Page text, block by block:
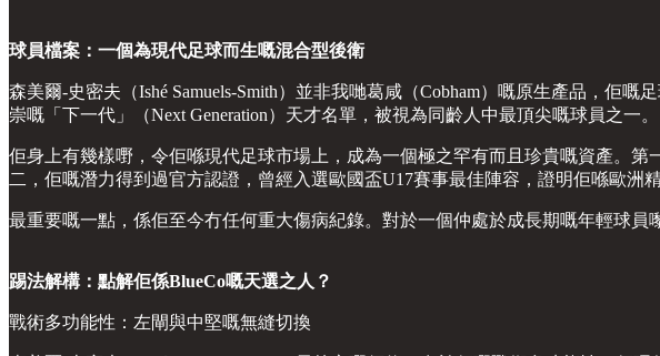
球員檔案：一個為現代足球而生嘅混合型後衛
森美爾-史密夫（Ishé Samuels-Smith）並非我哋葛咸（Cobham）嘅原生產品，佢
崇嘅「下一代」（Next Generation）天才名單，被視為同齡人中最頂尖嘅球員之一。
佢身上有幾樣嘢，令佢喺現代足球市場上，成為一個極之罕有而且珍貴嘅資產。
二，佢嘅潛力得到過官方認證，曾經入選歐國盃U17賽事最佳陣容，證明佢喺歐洲
最重要嘅一點，係佢至今冇任何重大傷病紀錄。對於一個仲處於成長期嘅年輕球員
踢法解構：點解佢係BlueCo嘅天選之人？
戰術多功能性：左閘與中堅嘅無縫切換